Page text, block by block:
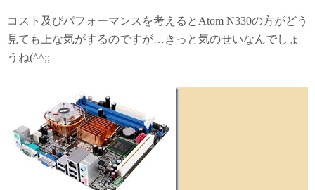
コスト及びパフォーマンスを考えるとAtom N330の方がどう
見ても上な気がするのですが…きっと気のせいなんでしょ
うね(^^;;